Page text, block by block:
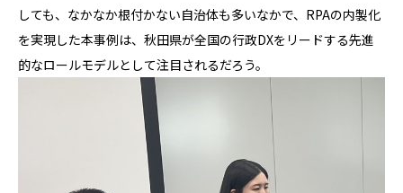
しても、なかなか根付かない自治体も多いなかで、RPAの内製化
を実現した本事例は、秋田県が全国の行政DXをリードする先進
的なロールモデルとして注目されるだろう。